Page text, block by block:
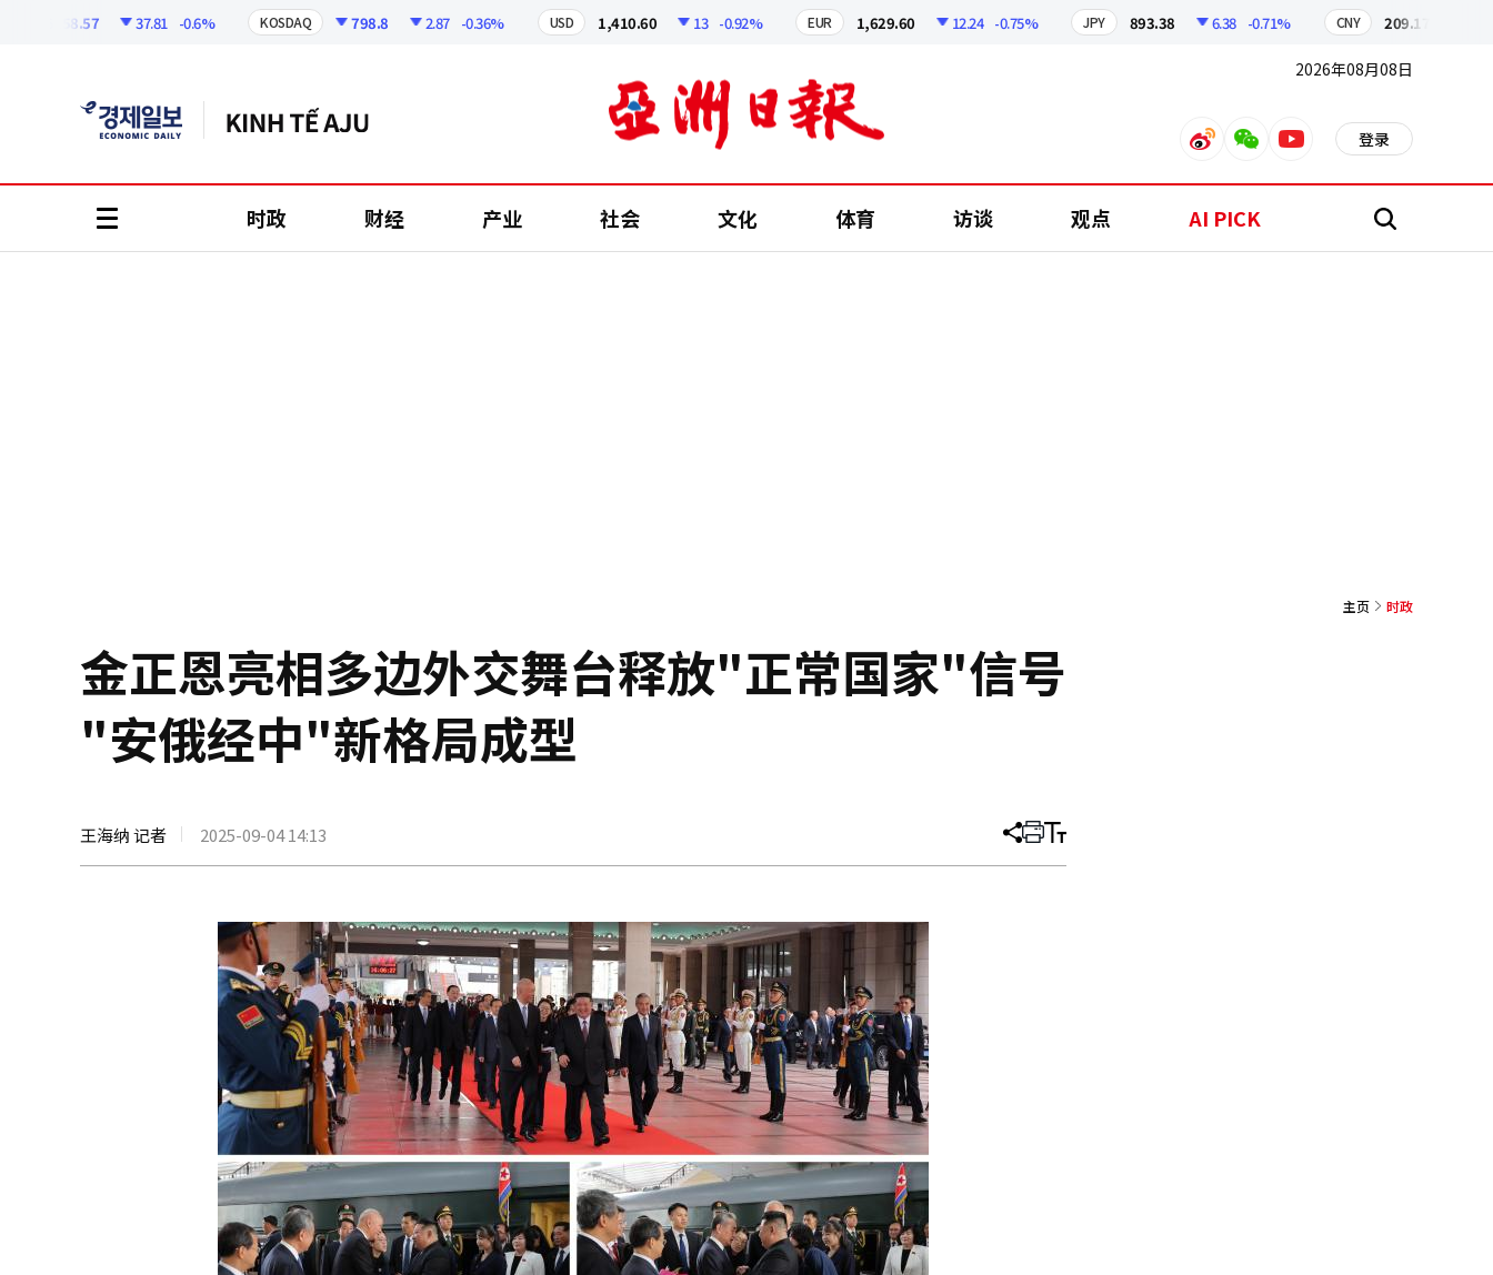
37.81 -0.6% KOSDAQ 798.8 2.87 -0.36% 1,410.60 -0.92% EUR 1,629.60 12.24 -0.75% 893.38 6.38 -0.71% 209.17
2026年08月08日
weiboweixinyoutube 登录
时政 财经 产业 社会 文化 体育 访谈 观点 AI PICK 搜
主页 时政
金正恩亮相多边外交舞台释放"正常国家"信号
"安俄经中"新格局成型
王海纳 记者 2025-09-04 14:13 分
文
打 调
大